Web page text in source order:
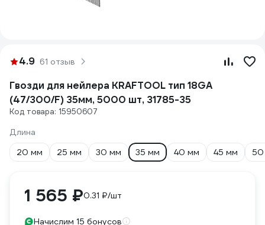
4.9 61 отзыв
Гвозди для нейлера KRAFTOOL тип 18GA
(47/300/F) 35мм, 5000 шт, 31785-35
Код товара: 15950607
Длина
20 мм
25 мм 30 мм 35 мм 40 мм 45 мм
1 565 ₽0.31 ₽/шт
Начислим 15 бонусов